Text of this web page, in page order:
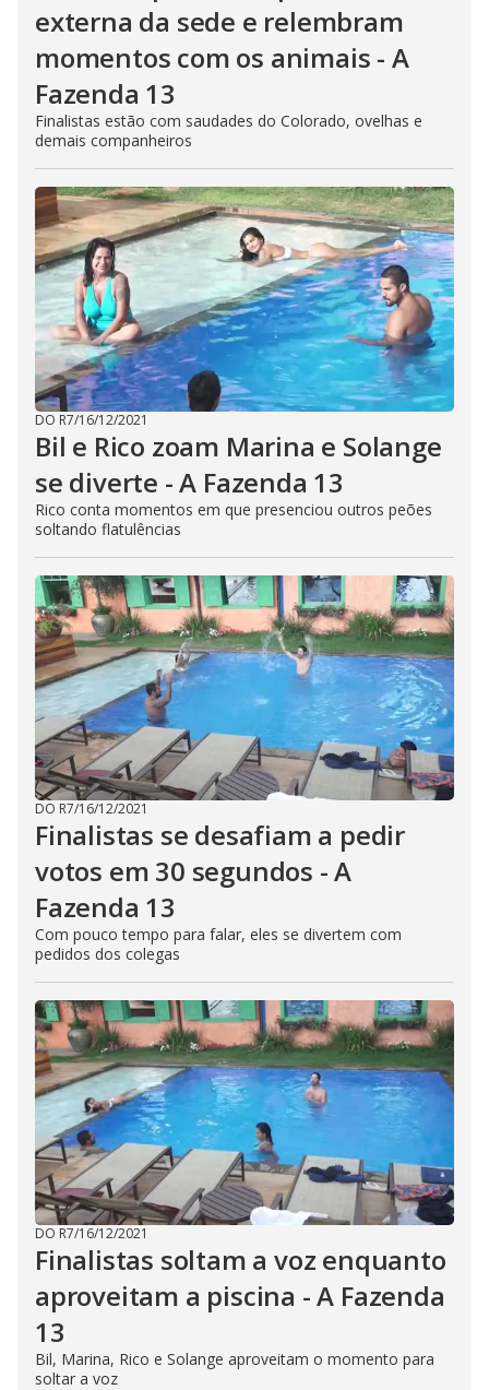
externa da sede e relembram
momentos com os animais - A
Fazenda 13
Finalistas estão com saudades do Colorado, ovelhas e
demais companheiros
DO R7/16/12/2021
Bil e Rico zoam Marina e Solange
se diverte - A Fazenda 13
Rico conta momentos em que presenciou outros peões
soltando flatulências
DO R7/16/12/2021
Finalistas se desafiam a pedir
votos em 30 segundos - A
Fazenda 13
Com pouco tempo para falar, eles se divertem com
pedidos dos colegas
DO R7/16/12/2021
Finalistas soltam a voz enquanto
aproveitam a piscina - A Fazenda
13
Bil, Marina, Rico e Solange aproveitam o momento para
soltar a voz